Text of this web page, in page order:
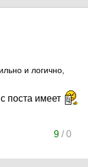
и логично,
поста имеет
9/0